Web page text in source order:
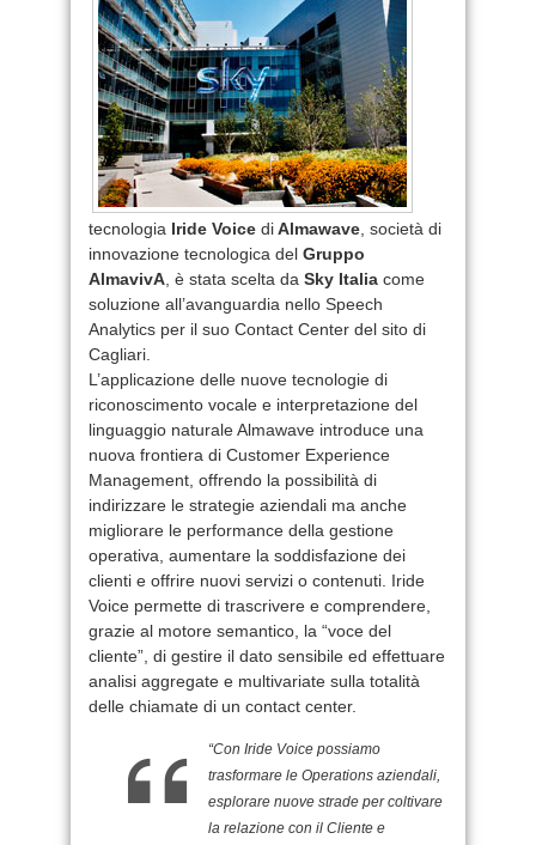
tecnologia Iride Voice diAlmawave, società di
innovazione tecnologica del Gruppo
AlmavivA, è stata scelta da Sky Italia come
soluzione all’avanguardia nello Speech
Analytics per il suo Contact Center del sito di
Cagliari.
L’applicazione delle nuove tecnologie di
riconoscimento vocale e interpretazione del
linguaggio naturale Almawave introduce una
nuova frontiera di Customer Experience
Management, offrendo la possibilità di
indirizzare le strategie aziendali ma anche
migliorare le performance della gestione
operativa, aumentare la soddisfazione dei
clienti e offrire nuovi servizi o contenuti. Iride
Voice permette di trascrivere e comprendere,
grazie al motore semantico, la “voce del
cliente”, di gestire il dato sensibile ed effettuare
analisi aggregate e multivariate sulla totalità
delle chiamate di un contact center.
“Con Iride Voice possiamo
trasformare le Operations aziendali,
esplorare nuove strade per coltivare
la relazione con il Cliente e